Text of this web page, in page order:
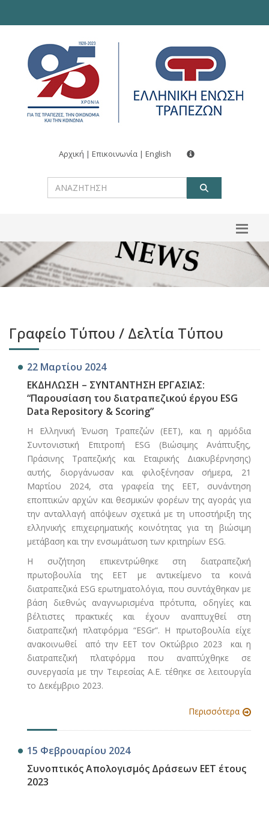
Αρχική | Επικοινωνία | English
Γραφείο Τύπου / Δελτία Τύπου
22 Μαρτίου 2024
ΕΚΔΗΛΩΣΗ – ΣΥΝΤΑΝΤΗΣΗ ΕΡΓΑΣΙΑΣ:
“Παρουσίαση του διατραπεζικού έργου ESG
Data Repository & Scoring”
Η Ελληνική Ένωση Τραπεζών (ΕΕΤ), και η αρμόδια
Συντονιστική Επιτροπή ESG (Βιώσιμης Ανάπτυξης,
Πράσινης Τραπεζικής και Εταιρικής Διακυβέρνησης)
αυτής, διοργάνωσαν και φιλοξένησαν σήμερα, 21
Μαρτίου 2024, στα γραφεία της ΕΕΤ, συνάντηση
εποπτικών αρχών και θεσμικών φορέων της αγοράς για
την ανταλλαγή απόψεων σχετικά με τη υποστήριξη της
ελληνικής επιχειρηματικής κοινότητας για τη βιώσιμη
μετάβαση και την ενσωμάτωση των κριτηρίων ESG.
Η συζήτηση επικεντρώθηκε στη διατραπεζική
πρωτοβουλία της ΕΕΤ με αντικείμενο τα κοινά
διατραπεζικά ESG ερωτηματολόγια, που συντάχθηκαν με
βάση διεθνώς αναγνωρισμένα πρότυπα, οδηγίες και
βέλτιστες πρακτικές και έχουν αναπτυχθεί στη
διατραπεζική πλατφόρμα “ESGr”. Η πρωτοβουλία είχε
ανακοινωθεί από την ΕΕΤ τον Οκτώβριο 2023 και η
διατραπεζική πλατφόρμα που αναπτύχθηκε σε
συνεργασία με την Τειρεσίας Α.Ε. τέθηκε σε λειτουργία
το Δεκέμβριο 2023.
Περισσότερα
15 Φεβρουαρίου 2024
Συνοπτικός Απολογισμός Δράσεων ΕΕΤ έτους
2023